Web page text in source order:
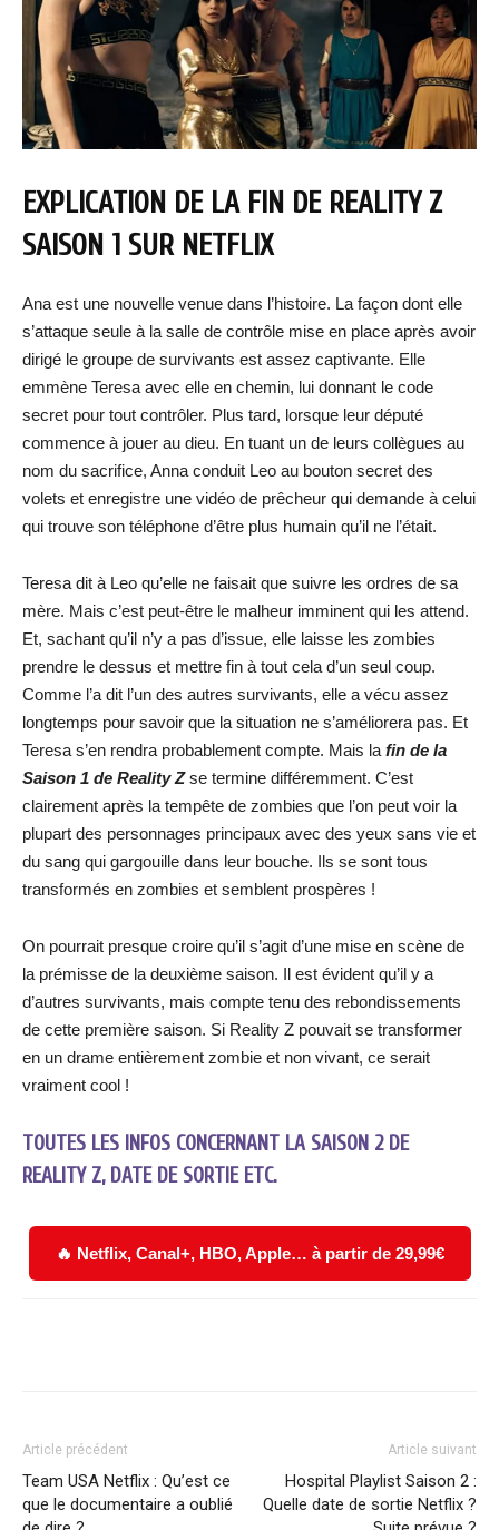
EXPLICATION DE LA FIN DE REALITY Z
SAISON 1 SUR NETFLIX
Ana est une nouvelle venue dans l’histoire. La façon dont elle
s’attaque seule à la salle de contrôle mise en place après avoir
dirigé le groupe de survivants est assez captivante. Elle
emmène Teresa avec elle en chemin, lui donnant le code
secret pour tout contrôler. Plus tard, lorsque leur député
commence à jouer au dieu. En tuant un de leurs collègues au
nom du sacrifice, Anna conduit Leo au bouton secret des
volets et enregistre une vidéo de prêcheur qui demande à celui
qui trouve son téléphone d’être plus humain qu’il ne l’était.
Teresa dit à Leo qu’elle ne faisait que suivre les ordres de sa
mère. Mais c’est peut-être le malheur imminent qui les attend.
Et, sachant qu’il n’y a pas d’issue, elle laisse les zombies
prendre le dessus et mettre fin à tout cela d’un seul coup.
Comme l’a dit l’un des autres survivants, elle a vécu assez
longtemps pour savoir que la situation ne s’améliorera pas. Et
Teresa s’en rendra probablement compte. Mais la fin de la
Saison 1 de Reality Zse termine différemment. C’est
clairement après la tempête de zombies que l’on peut voir la
plupart des personnages principaux avec des yeux sans vie et
du sang qui gargouille dans leur bouche. Ils se sont tous
transformés en zombies et semblent prospères !
On pourrait presque croire qu’il s’agit d’une mise en scène de
la prémisse de la deuxième saison. Il est évident qu’il y a
d’autres survivants, mais compte tenu des rebondissements
de cette première saison. Si Reality Z pouvait se transformer
en un drame entièrement zombie et non vivant, ce serait
vraiment cool !
TOUTES LES INFOS CONCERNANT LA SAISON 2 DE
REALITY Z, DATE DE SORTIE ETC.
🔥 Netflix, Canal+, HBO, Apple… à partir de 29,99€
Article précédent
Team USA Netflix : Qu’est ce
que le documentaire a oublié
Article suivant
Hospital Playlist Saison 2 :
Quelle date de sortie Netflix ?